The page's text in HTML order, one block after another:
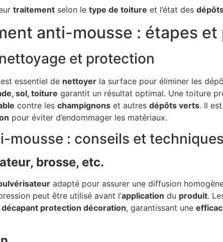
traitement selon le type de toiture et l’état des
anti-mousse : étapes
et protection
essentiel de nettoyer la surface pour éliminer les
sol, toiture garantit un résultat optimal. Une toiture
contre les champignons et autres dépôts verts. Il
pour éviter d’endommager les matériaux.
: conseils et techniques
brosse, etc.
adapté pour assurer une diffusion
peut être utilisé avant l’application du produit.
protection décoration, garantissant une